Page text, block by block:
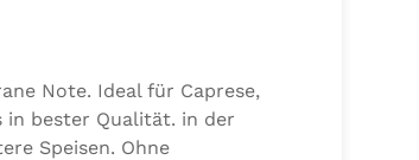
Note. Ideal für Caprese,
in bester Qualität. in der
Speisen. Ohne